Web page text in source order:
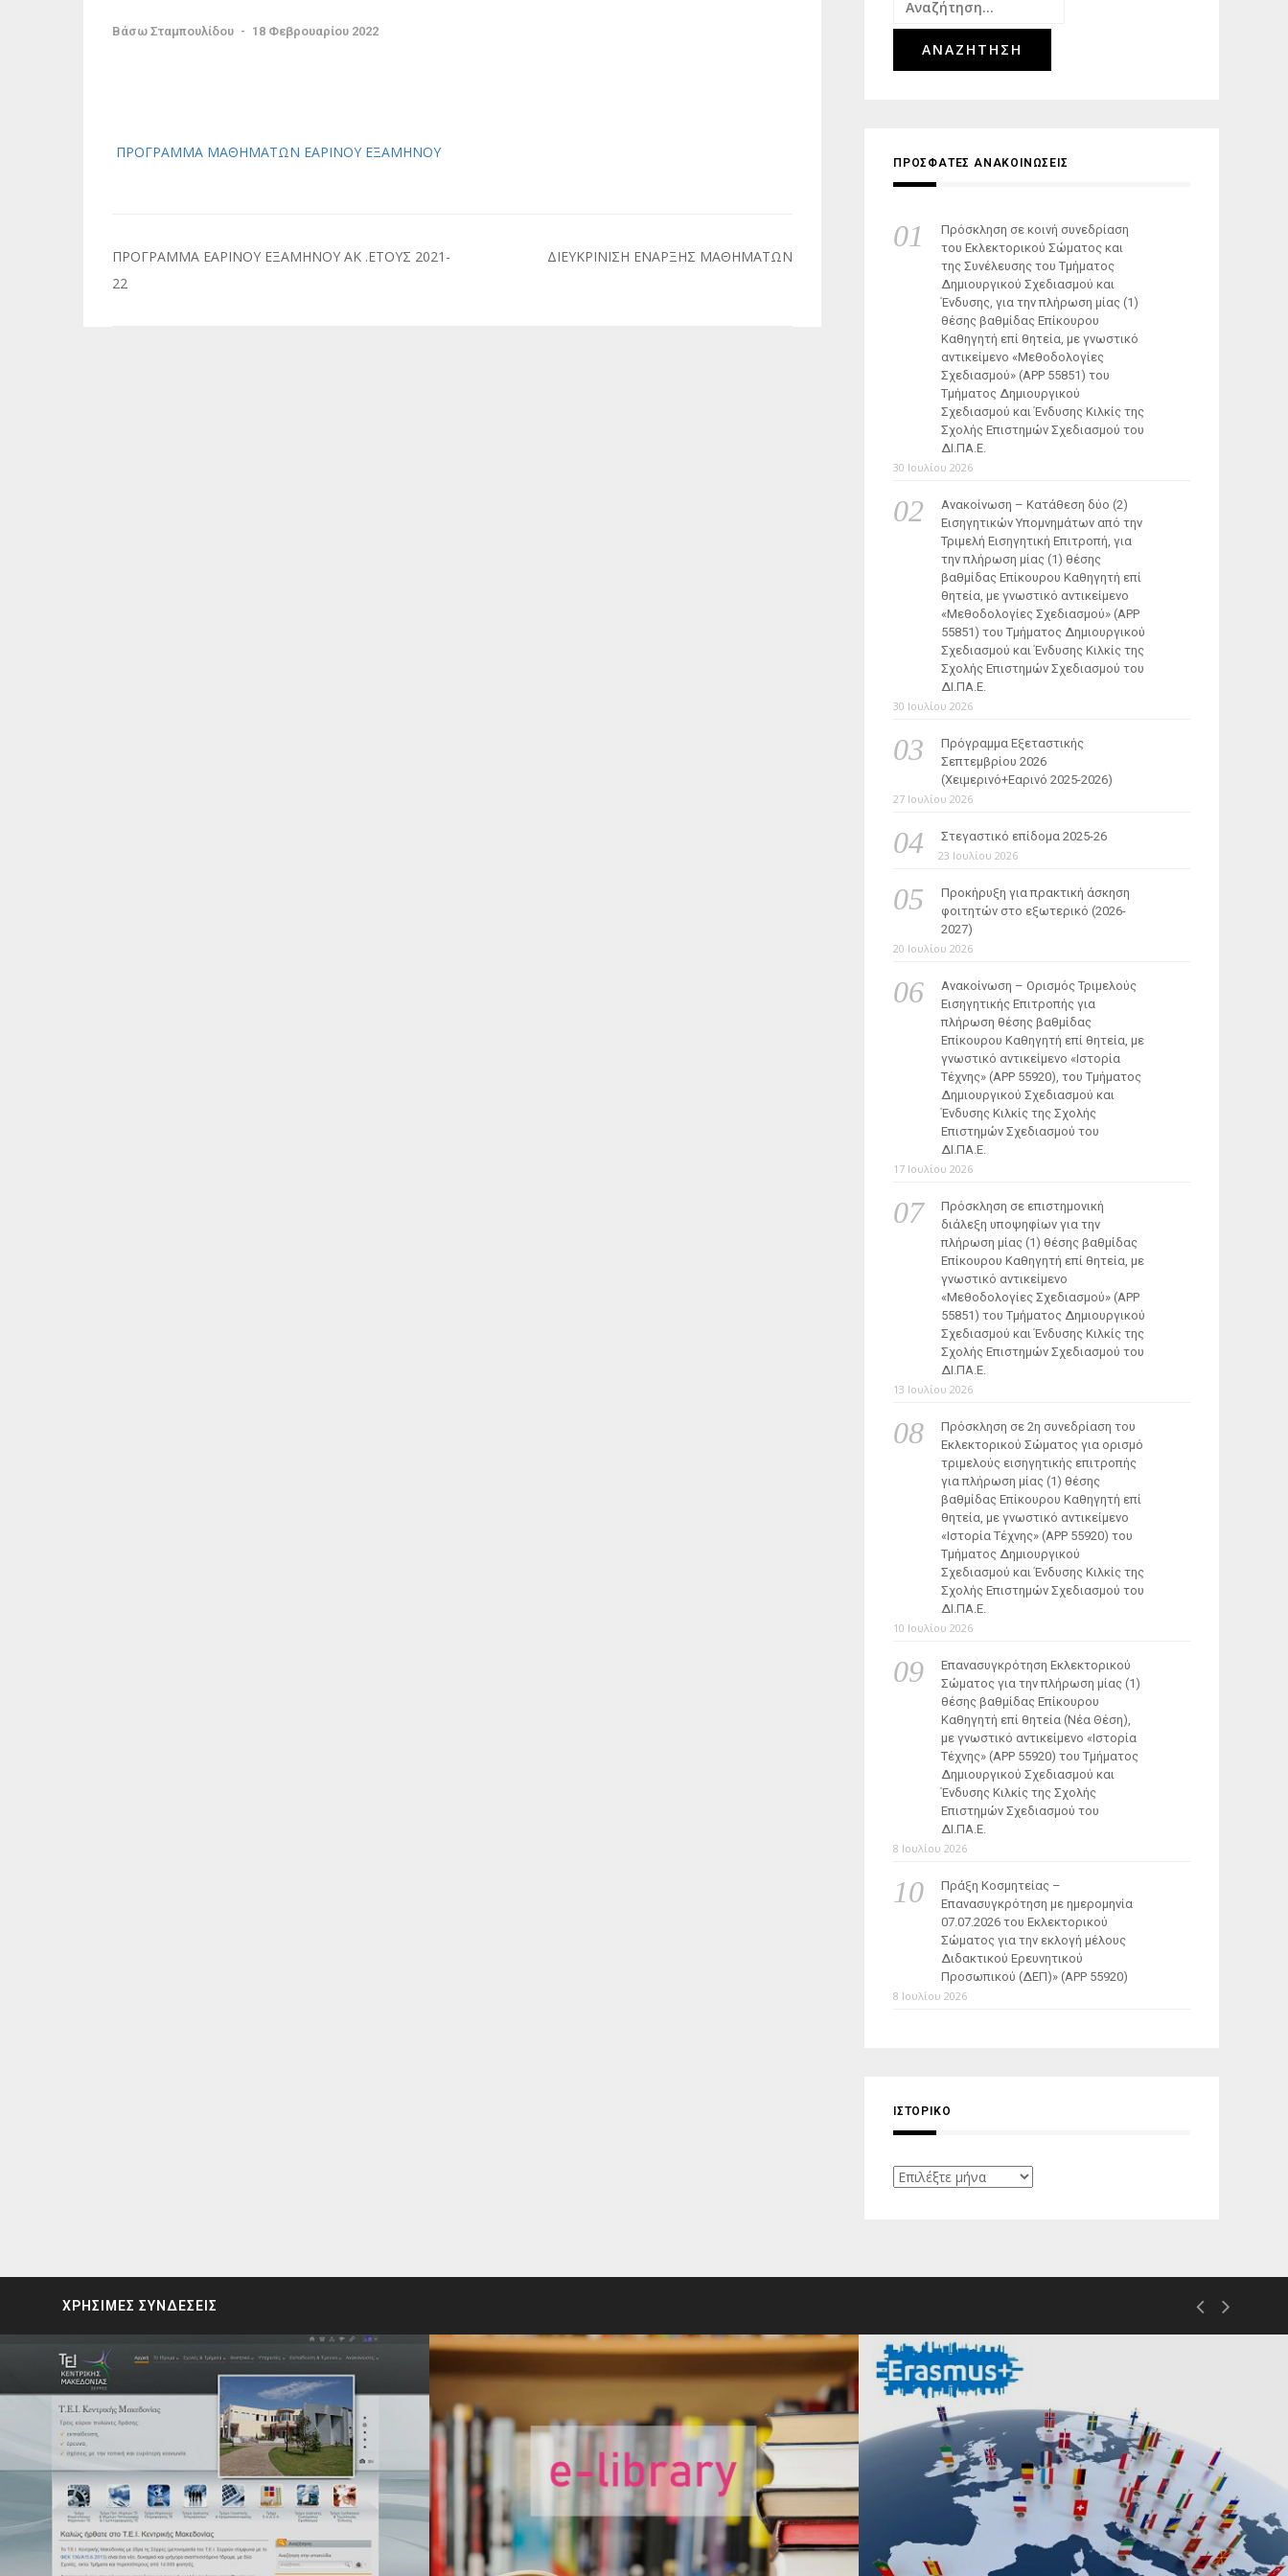
Βάσω Σταμπουλίδου - 18 Φεβρουαρίου 2022
ΠΡΟΓΡΑΜΜΑ ΜΑΘΗΜΑΤΩΝ ΕAΡΙΝΟΥ ΕΞΑΜΗΝΟΥ
Πλοήγηση
άρθρων
ΠΡΟΓΡΑΜΜΑ ΕΑΡΙΝΟΥ ΕΞΑΜΗΝΟΥ ΑΚ .ΕΤΟΥΣ 2021-
22
ΔΙΕΥΚΡΙΝΙΣΗ ΕΝΑΡΞΗΣ ΜΑΘΗΜΑΤΩΝ
για:
ΠΡΟΣΦΑΤΕΣ ΑΝΑΚΟΙΝΩΣΕΙΣ
Πρόσκληση σε κοινή συνεδρίαση
του Εκλεκτορικού Σώματος και
της Συνέλευσης του Τμήματος
Δημιουργικού Σχεδιασμού και
Ένδυσης, για την πλήρωση μίας (1)
θέσης βαθμίδας Επίκουρου
Καθηγητή επί θητεία, με γνωστικό
αντικείμενο «Μεθοδολογίες
Σχεδιασμού» (ΑΡΡ 55851) του
Τμήματος Δημιουργικού
Σχεδιασμού και Ένδυσης Κιλκίς της
Σχολής Επιστημών Σχεδιασμού του
ΔΙ.ΠΑ.Ε.
30 Ιουλίου 2026
Ανακοίνωση – Κατάθεση δύο (2)
Εισηγητικών Υπομνημάτων από την
Τριμελή Εισηγητική Επιτροπή, για
την πλήρωση μίας (1) θέσης
βαθμίδας Επίκουρου Καθηγητή επί
θητεία, με γνωστικό αντικείμενο
«Μεθοδολογίες Σχεδιασμού» (ΑΡΡ
55851) του Τμήματος Δημιουργικού
Σχεδιασμού και Ένδυσης Κιλκίς της
Σχολής Επιστημών Σχεδιασμού του
ΔΙ.ΠΑ.Ε.
30 Ιουλίου 2026
Πρόγραμμα Εξεταστικής
Σεπτεμβρίου 2026
(Χειμερινό+Εαρινό 2025-2026)
27 Ιουλίου 2026
Στεγαστικό επίδομα 2025-26
23 Ιουλίου 2026
Προκήρυξη για πρακτική άσκηση
φοιτητών στο εξωτερικό (2026-
2027)
20 Ιουλίου 2026
Ανακοίνωση – Ορισμός Τριμελούς
Εισηγητικής Επιτροπής για
πλήρωση θέσης βαθμίδας
Επίκουρου Καθηγητή επί θητεία, με
γνωστικό αντικείμενο «Ιστορία
Τέχνης» (ΑΡΡ 55920), του Τμήματος
Δημιουργικού Σχεδιασμού και
Ένδυσης Κιλκίς της Σχολής
Επιστημών Σχεδιασμού του
ΔΙ.ΠΑ.Ε.
17 Ιουλίου 2026
Πρόσκληση σε επιστημονική
διάλεξη υποψηφίων για την
πλήρωση μίας (1) θέσης βαθμίδας
Επίκουρου Καθηγητή επί θητεία, με
γνωστικό αντικείμενο
«Μεθοδολογίες Σχεδιασμού» (ΑΡΡ
55851) του Τμήματος Δημιουργικού
Σχεδιασμού και Ένδυσης Κιλκίς της
Σχολής Επιστημών Σχεδιασμού του
ΔΙ.ΠΑ.Ε.
13 Ιουλίου 2026
Πρόσκληση σε 2η συνεδρίαση του
Εκλεκτορικού Σώματος για ορισμό
τριμελούς εισηγητικής επιτροπής
για πλήρωση μίας (1) θέσης
βαθμίδας Επίκουρου Καθηγητή επί
θητεία, με γνωστικό αντικείμενο
«Ιστορία Τέχνης» (ΑΡΡ 55920) του
Τμήματος Δημιουργικού
Σχεδιασμού και Ένδυσης Κιλκίς της
Σχολής Επιστημών Σχεδιασμού του
ΔΙ.ΠΑ.Ε.
10 Ιουλίου 2026
Επανασυγκρότηση Εκλεκτορικού
Σώματος για την πλήρωση μίας (1)
θέσης βαθμίδας Επίκουρου
Καθηγητή επί θητεία (Νέα Θέση),
με γνωστικό αντικείμενο «Ιστορία
Τέχνης» (ΑΡΡ 55920) του Τμήματος
Δημιουργικού Σχεδιασμού και
Ένδυσης Κιλκίς της Σχολής
Επιστημών Σχεδιασμού του
ΔΙ.ΠΑ.Ε.
8 Ιουλίου 2026
Πράξη Κοσμητείας –
Επανασυγκρότηση με ημερομηνία
07.07.2026 του Εκλεκτορικού
Σώματος για την εκλογή μέλους
Διδακτικού Ερευνητικού
Προσωπικού (ΔΕΠ)» (APP 55920)
8 Ιουλίου 2026
ΙΣΤΟΡΙΚΌ
Ιστορικό
ΧΡΗΣΙΜΕΣ ΣΥΝΔΕΣΕΙΣ